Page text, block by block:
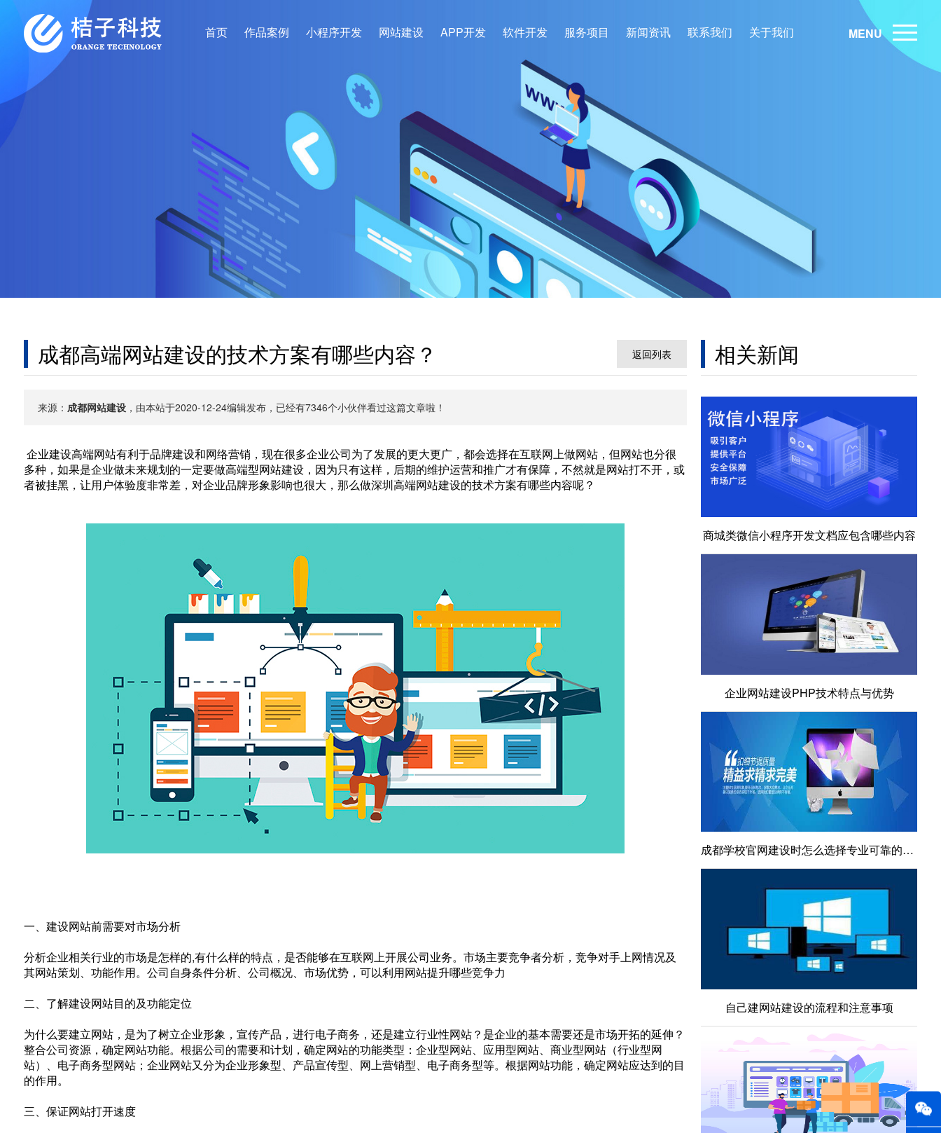
首页 作品案例 小程序开发 网站建设 APP开发 软件开发 服务项目 新闻资讯 联系我们 关于我们 MENU
成都高端网站建设的技术方案有哪些内容？ 返回列表
来源： 成都网站建设，由本站于2020-12-24编辑发布，已经有7346个小伙伴看过这篇文章啦！
企业建设高端网站有利于品牌建设和网络营销，现在很多企业公司为了发展的更大更广，都会选择在互联网上做网站，但网站也分很
多种，如果是企业做未来规划的一定要做高端型网站建设，因为只有这样，后期的维护运营和推广才有保障，不然就是网站打不开，或
者被挂黑，让用户体验度非常差，对企业品牌形象影响也很大，那么做深圳高端网站建设的技术方案有哪些内容呢？
一、建设网站前需要对市场分析
分析企业相关行业的市场是怎样的,有什么样的特点，是否能够在互联网上开展公司业务。市场主要竞争者分析，竞争对手上网情况及
其网站策划、功能作用。公司自身条件分析、公司概况、市场优势，可以利用网站提升哪些竞争力
二、了解建设网站目的及功能定位
为什么要建立网站，是为了树立企业形象，宣传产品，进行电子商务，还是建立行业性网站？是企业的基本需要还是市场开拓的延伸？
整合公司资源，确定网站功能。根据公司的需要和计划，确定网站的功能类型：企业型网站、应用型网站、商业型网站（行业型网
站）、电子商务型网站；企业网站又分为企业形象型、产品宣传型、网上营销型、电子商务型等。根据网站功能，确定网站应达到的目
的作用。
三、保证网站打开速度
相关新闻
商城类微信小程序开发文档应包含哪些内容
企业网站建设PHP技术特点与优势
成都学校官网建设时怎么选择专业可靠的公司
自己建网站建设的流程和注意事项